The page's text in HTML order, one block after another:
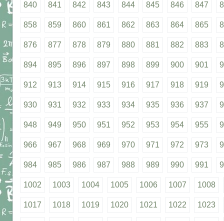
840 841 842 843 844 845 846 847
858 859 860 861 862 863 864 865
876 877 878 879 880 881 882 883
894 895 896 897 898 899 900 901
912 913 914 915 916 917 918 919
930 931 932 933 934 935 936 937
948 949 950 951 952 953 954 955
966 967 968 969 970 971 972 973
984 985 986 987 988 989 990 991
1002 1003 1004 1005 1006 1007 1008
1017 1018 1019 1020 1021 1022 1023